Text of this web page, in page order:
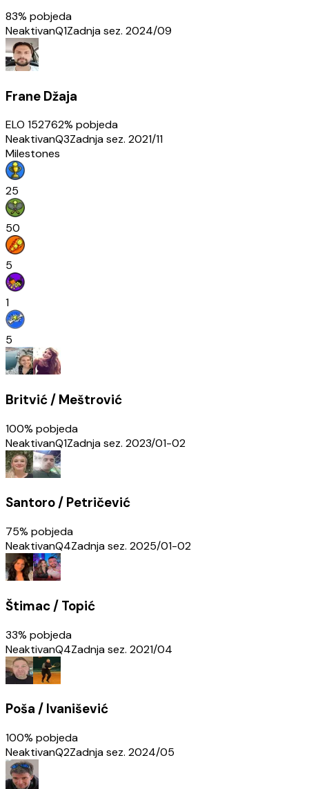
83% pobjeda
NeaktivanQ1Zadnja sez. 2024/09
Frane Džaja
ELO 152762% pobjeda
NeaktivanQ3Zadnja sez. 2021/11
Milestones
25
50
5
1
5
Britvić / Meštrović
100% pobjeda
NeaktivanQ1Zadnja sez. 2023/01-02
Santoro / Petričević
75% pobjeda
NeaktivanQ4Zadnja sez. 2025/01-02
Štimac / Topić
33% pobjeda
NeaktivanQ4Zadnja sez. 2021/04
Poša / Ivanišević
100% pobjeda
NeaktivanQ2Zadnja sez. 2024/05